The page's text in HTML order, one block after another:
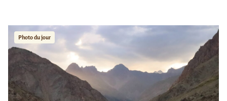
Photo du jour